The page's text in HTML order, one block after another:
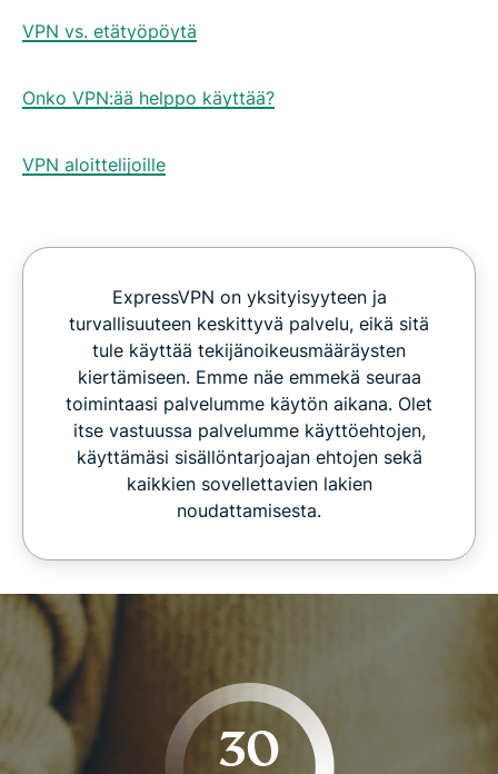
VPN vs. etätyöpöytä
Onko VPN:ää helppo käyttää?
VPN aloittelijoille
ExpressVPN on yksityisyyteen ja
turvallisuuteen keskittyvä palvelu, eikä sitä
tule käyttää tekijänoikeusmääräysten
kiertämiseen. Emme näe emmekä seuraa
toimintaasi palvelumme käytön aikana. Olet
itse vastuussa palvelumme käyttöehtojen,
käyttämäsi sisällöntarjoajan ehtojen sekä
kaikkien sovellettavien lakien
noudattamisesta.
30